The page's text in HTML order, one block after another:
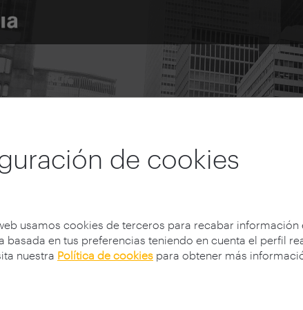
de cookies
usamos cookies de terceros para recabar
basada en tus preferencias teniendo en cuenta el perfil
nuestra Política de cookies para obtener más